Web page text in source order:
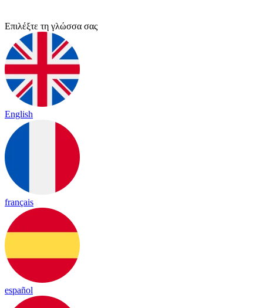
Επιλέξτε τη γλώσσα σας
English
français
español